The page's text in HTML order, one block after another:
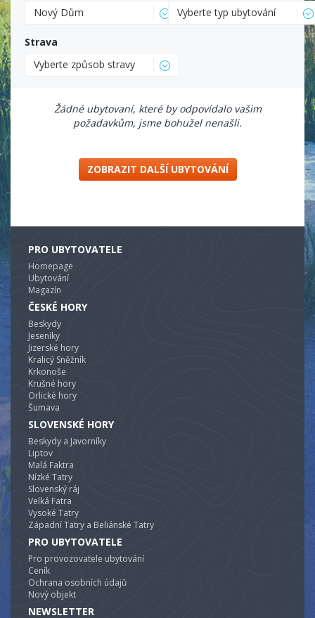
Nový Dům
Vyberte typ ubytování
Strava
Vyberte způsob stravy
Žádné ubytovaní, které by odpovídalo vašim
požadavkům, jsme bohužel nenašli.
ZOBRAZIT DALŠÍ UBYTOVÁNÍ
PRO UBYTOVATELE
Homepage
Ubytování
Magazín
ČESKÉ HORY
Beskydy
Jeseníky
Jizerské hory
Kralicý Sněžník
Krkonoše
Krušné hory
Orlické hory
Šumava
SLOVENSKÉ HORY
Beskydy a Javorníky
Liptov
Malá Faktra
Nízké Tatry
Slovenský ráj
Velká Fatra
Vysoké Tatry
Západní Tatry a Beliánské Tatry
PRO UBYTOVATELE
Pro provozovatele ubytování
Ceník
Ochrana osobních údajů
Nový objekt
NEWSLETTER